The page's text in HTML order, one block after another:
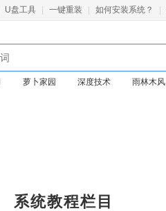
U盘工具 一键重装 如何安装系统？
萝卜家园 深度技术 雨林木风
系统教程栏目